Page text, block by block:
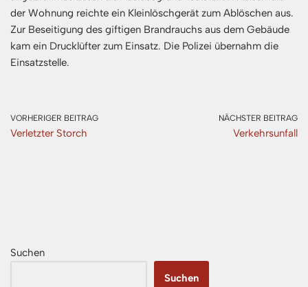
der Wohnung reichte ein Kleinlöschgerät zum Ablöschen aus.
Zur Beseitigung des giftigen Brandrauchs aus dem Gebäude
kam ein Drucklüfter zum Einsatz. Die Polizei übernahm die
Einsatzstelle.
VORHERIGER BEITRAG
Verletzter Storch
NÄCHSTER BEITRAG
Verkehrsunfall
Suchen
Suchen